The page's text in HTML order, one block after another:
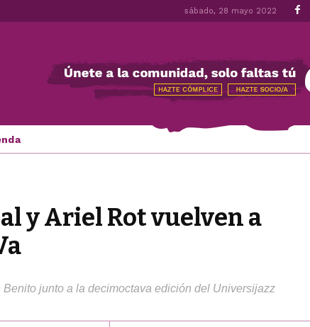
sábado, 28 mayo 2022
y Ariel Rot vuelven a
junto a la decimoctava edición del Universijazz